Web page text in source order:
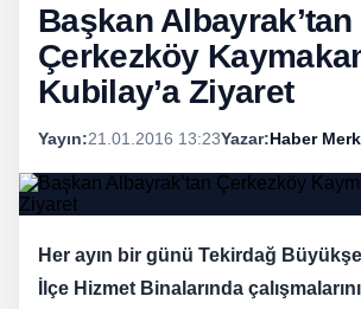
Başkan Albayrak’tan
Çerkezköy
Kubilay’a Ziyaret
Yayın:21.01.2016 13:23Yazar:Haber
Her ayın bir günü Tekirdağ
İlçe Hizmet Binalarında